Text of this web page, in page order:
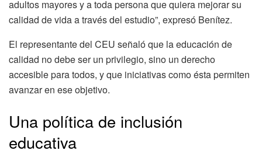
adultos mayores y a toda persona que quiera mejorar su
calidad de vida a través del estudio”, expresó Benítez.
El representante del CEU señaló que la educación de
calidad no debe ser un privilegio, sino un derecho
accesible para todos, y que iniciativas como ésta permiten
avanzar en ese objetivo.
Una política de inclusión
educativa